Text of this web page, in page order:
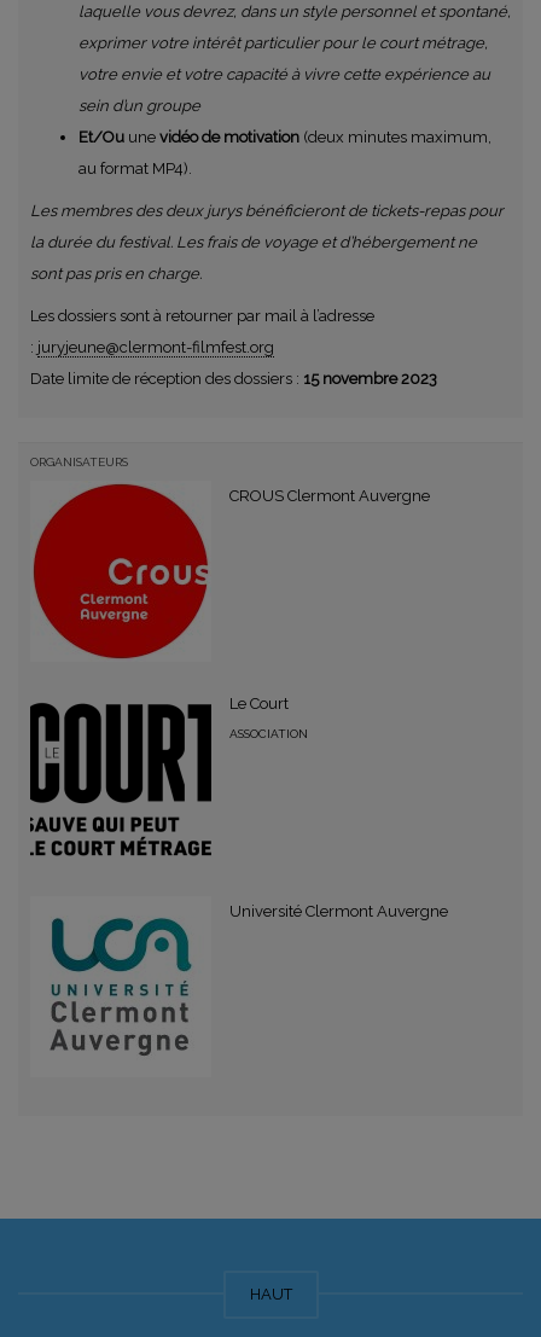
laquelle vous devrez, dans un style personnel et spontané,
exprimer votre intérêt particulier pour le court métrage,
votre envie et votre capacité à vivre cette expérience au
sein d’un groupe
Et/Ou une vidéo de motivation (deux minutes maximum,
au format MP4).
Les membres des deux jurys bénéficieront de tickets-repas pour
la durée du festival. Les frais de voyage et d’hébergement ne
sont pas pris en charge.
Les dossiers sont à retourner par mail à l’adresse
: juryjeune@clermont-filmfest.org
Date limite de réception des dossiers : 15 novembre 2023
ORGANISATEURS
CROUS Clermont Auvergne
Le Court
ASSOCIATION
Université Clermont Auvergne
HAUT